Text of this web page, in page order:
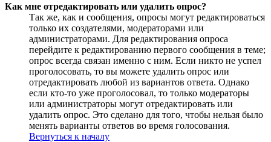
Как мне отредактировать или удалить опрос?
Так же, как и сообщения, опросы могут редактироваться
только их создателями, модераторами или
администраторами. Для редактирования опроса
перейдите к редактированию первого сообщения в теме;
опрос всегда связан именно с ним. Если никто не успел
проголосовать, то вы можете удалить опрос или
отредактировать любой из вариантов ответа. Однако
если кто-то уже проголосовал, то только модераторы
или администраторы могут отредактировать или
удалить опрос. Это сделано для того, чтобы нельзя было
менять варианты ответов во время голосования.
Вернуться к началу